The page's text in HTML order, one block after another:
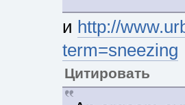
и http://
term=sneezing
Цитировать